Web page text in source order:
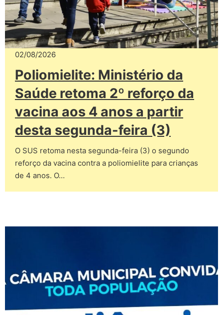
02/08/2026
Poliomielite: Ministério da
Saúde retoma 2º reforço da
vacina aos 4 anos a partir
desta segunda-feira (3)
O SUS retoma nesta segunda-feira (3) o segundo
reforço da vacina contra a poliomielite para crianças
de 4 anos. O…